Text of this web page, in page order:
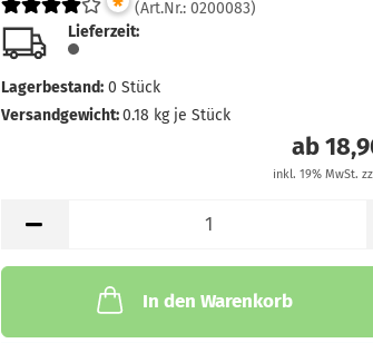
* (Art.Nr.: 0200083)
Lieferzeit:
Lagerbestand: 0 Stück
Versandgewicht:0.18 kg je Stück
ab
inkl. 19% MwSt.
In den Warenkorb